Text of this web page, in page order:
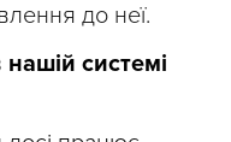
до неї.
системі